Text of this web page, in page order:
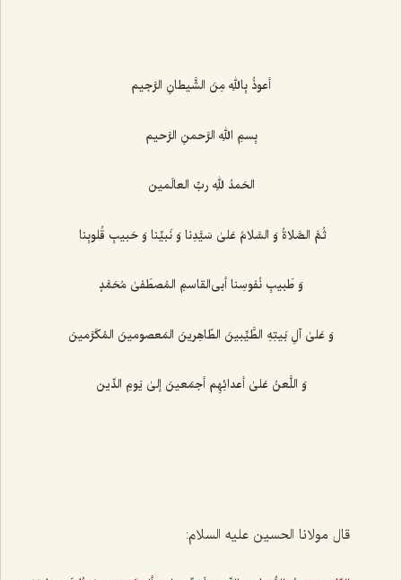
أعوذُ بِاللهِ مِنَ الشَّیطانِ الرَّجیم
بِسمِ اللهِ الرَّحمنِ الرَّحیم
الحَمدُ للهِ ربِّ العالَمین
ثُمَّ الصَّلاةُ وَ السَّلامُ عَلیٰ سَیَّدِنا وَ نَبیِّنا وَ حَبیبِ قُلوبِنا
وَ طَبیبِ نُفوسِنا أبی‌القاسمِ المُصطَفیٰ مُحَمَّدٍ
وَ عَلیٰ آلِ بَیتِهِ الطَّیِّبینَ الطّاهِرینَ المَعصومینَ المُکَرَّمینَ
وَ اللَّعنُ عَلیٰ أعدائِهِم أجمَعینَ إلیٰ یَومِ الدِّین
قال مولانا الحسین علیه السلام: